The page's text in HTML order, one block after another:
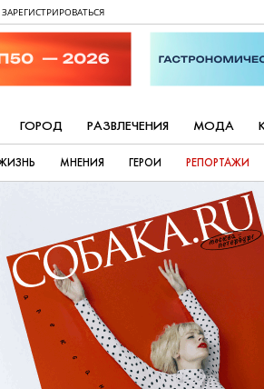
ЗАРЕГИСТРИРОВАТЬСЯ
ГОРОД РАЗВЛЕЧЕНИЯ МОДА
МНЕНИЯ ГЕРОИ РЕПОРТАЖИ